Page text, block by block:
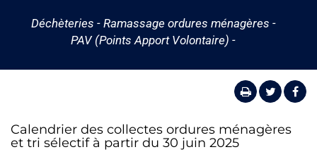
Déchèteries - Ramassage ordures ménagères -
PAV (Points Apport Volontaire) -
Calendrier des collectes ordures ménagères
et tri sélectif à partir du 30 juin 2025